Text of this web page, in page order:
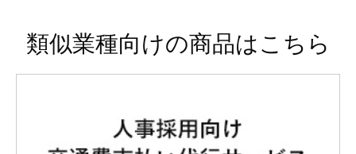
類似業種向けの商品はこちら